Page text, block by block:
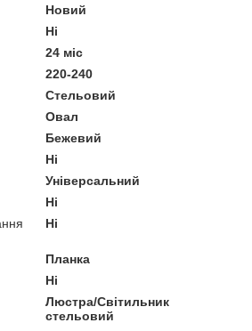
Новий
Ні
24 міс
220-240
Стельовий
Овал
Бежевий
Ні
Універсальний
Ні
Ні
Планка
Ні
Люстра/Світильник
стельовий